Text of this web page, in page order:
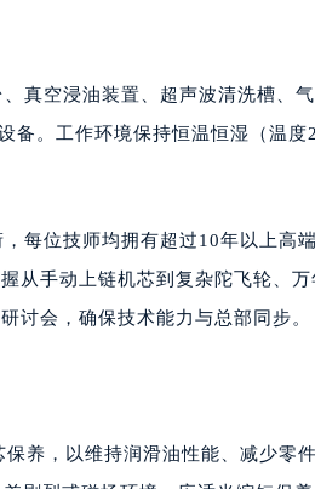
真空浸油装置、超声波清洗槽、
备。工作环境保持恒温恒湿（温
每位技师均拥有超过10年以上高
从手动上链机芯到复杂陀飞轮、
讨会，确保技术能力与总部同步。
养，以维持润滑油性能、减少零